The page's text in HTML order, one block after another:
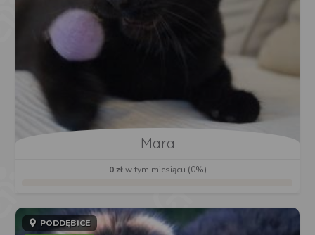
Mara
0 złw tym miesiącu (0%)
PODDĘBICE